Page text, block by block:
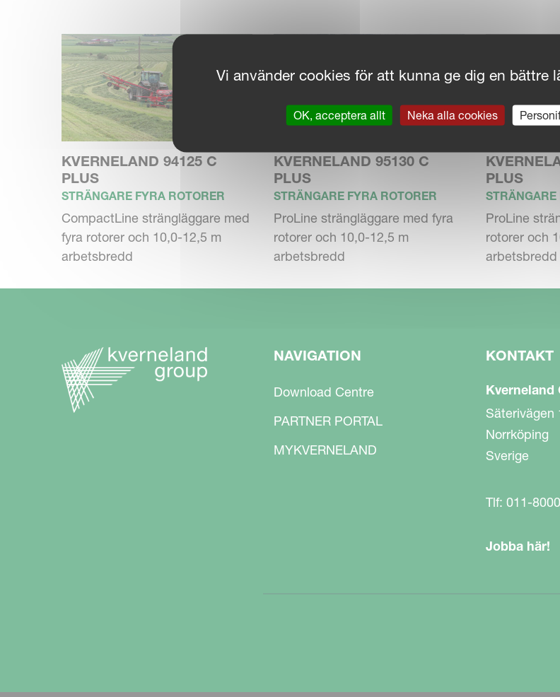
KVERNELAND 94125 C
PLUS
STRÄNGARE FYRA ROTORER
CompactLine strängläggare med
fyra rotorer och 10,0-12,5 m
arbetsbredd
KVERNELAND 95130 C
PLUS
STRÄNGARE FYRA ROTORER
ProLine strängläggare med fyra
rotorer och 10,0-12,5 m
arbetsbredd
PLUS
STRÄNGARE
ProLine
rotorer och
arbetsbredd
NAVIGATION
Download Centre
PARTNER PORTAL
MYKVERNELAND
KONTAKT
Kverneland
Säterivägen
Norrköping
Sverige
Tlf: 011-
Jobba här!
Vi använder cookies för att kunna ge dig en bättre
OK, acceptera allt Neka alla cookies